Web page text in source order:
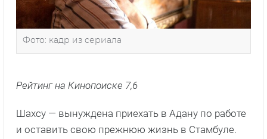
Фото: кадр из сериала
Рейтинг на Кинопоиске 7,6
Шахсу — вынуждена приехать в Адану по работе
и оставить свою прежнюю жизнь в Стамбуле.